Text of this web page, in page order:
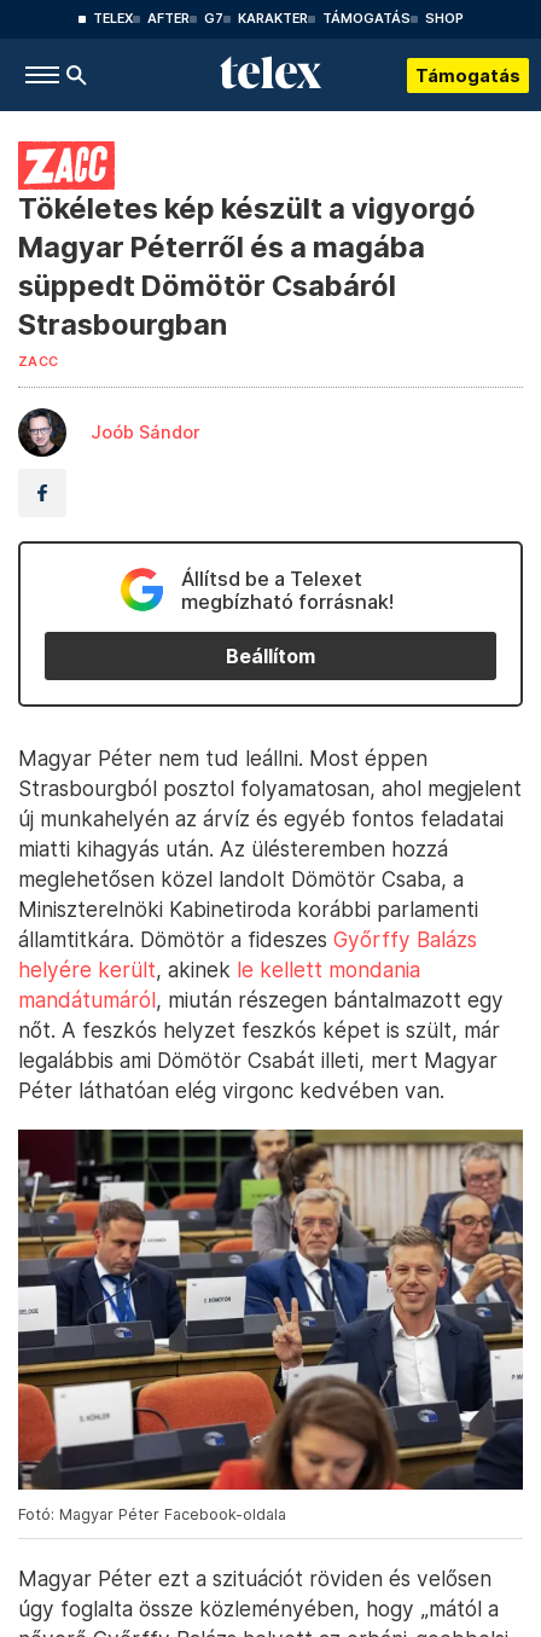
TELEX AFTER G7 KARAKTER TÁMOGATÁS SHOP
Támogatás
Tökéletes kép készült a vigyorgó
Magyar Péterről és a magába
süppedt Dömötör Csabáról
Strasbourgban
ZACC
Joób Sándor
Állítsd be a Telexet
megbízható forrásnak!
Beállítom
Magyar Péter nem tud leállni. Most éppen
Strasbourgból posztol folyamatosan, ahol megjelent
új munkahelyén az árvíz és egyéb fontos feladatai
miatti kihagyás után. Az ülésteremben hozzá
meglehetősen közel landolt Dömötör Csaba, a
Miniszterelnöki Kabinetiroda korábbi parlamenti
államtitkára. Dömötör a fideszes Győrffy Balázs
helyére került, akinek le kellett mondania
mandátumáról, miután részegen bántalmazott egy
nőt. A feszkós helyzet feszkós képet is szült, már
legalábbis ami Dömötör Csabát illeti, mert Magyar
Péter láthatóan elég virgonc kedvében van.
Fotó: Magyar Péter Facebook-oldala
Magyar Péter ezt a szituációt röviden és velősen
úgy foglalta össze közleményében, hogy „mától a